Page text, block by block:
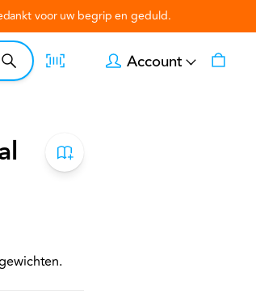
voor uw begrip en geduld.
Account